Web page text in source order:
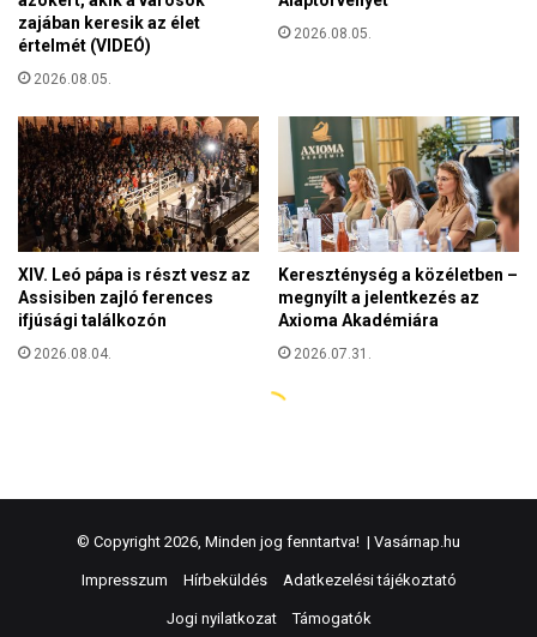
© Copyright 2026, Minden jog fenntartva! | Vasárnap.hu
Impresszum Hírbeküldés Adatkezelési tájékoztató
Jogi nyilatkozat Támogatók